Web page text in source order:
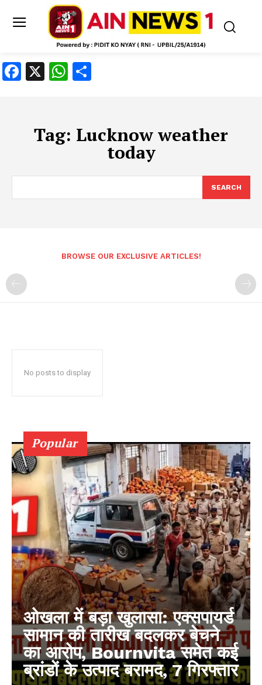
Facebook
X WhatsApp
Tag: Lucknow weather
today
SEARCH
BROWSE OUR EXCLUSIVE ARTICLES!
No posts to display
Popular
ओखला में बड़ा खुलासा: एक्सपायर्ड
सामान की तारीख बदलकर बेचने
का आरोप, Bournvita समेत कई
ब्रांडों के उत्पाद बरामद, 7 गिरफ्तार